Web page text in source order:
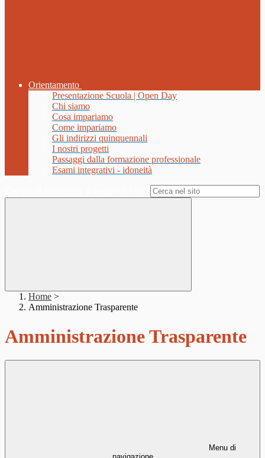
Orientamento
Presentazione Scuola | Open Day
Chi siamo
Cosa impariamo
Come impariamo
Gli indirizzi quinquennali
I nostri progetti
Passaggi dalla formazione professionale
Esami integrativi - idoneità
Home >
Amministrazione Trasparente
Amministrazione Trasparente
Menu di